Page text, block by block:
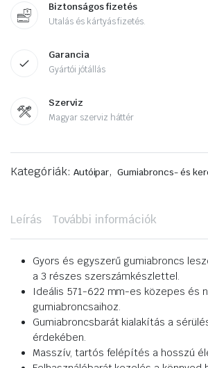
Biztonságos fizetés
Utalás és kártyás fizetés.
Garancia
Gyártói jótállás
Szerviz
Magyar szerviz háttér
Kategóriák: Autóipar, Gumiabroncs- és
Leírás További információk
Gyors és egyszerű gumiabroncs
a 3 részes szerszámkészlettel.
Ideális 571-622 mm-es közepes és
gumiabroncsaihoz.
Gumiabroncsbarát kialakítás a
érdekében.
Masszív, tartós felépítés a hosszú